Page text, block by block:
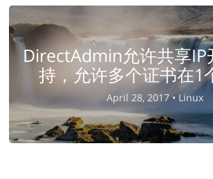
DirectAdmin允许共享IP
持，允许多个证书在1
April 28, 2017 •Linux